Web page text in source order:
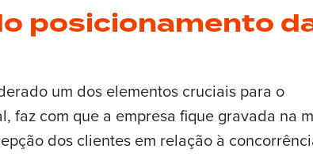
posicionamento
um dos elementos cruciais para o
faz com que a empresa fique gravada na
dos clientes em relação à